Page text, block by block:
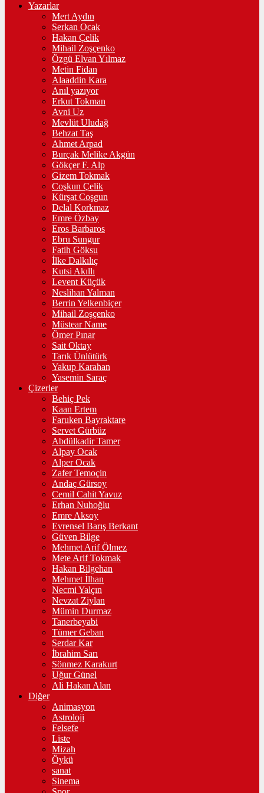
Yazarlar
Mert Aydın
Serkan Ocak
Hakan Çelik
Mihail Zoşçenko
Özgü Elvan Yılmaz
Metin Fidan
Alaaddin Kara
Anıl yazıyor
Erkut Tokman
Avni Uz
Mevlüt Uludağ
Behzat Taş
Ahmet Arpad
Burçak Melike Akgün
Gökçer F. Alp
Gizem Tokmak
Coşkun Çelik
Kürşat Coşgun
Delal Korkmaz
Emre Özbay
Eros Barbaros
Ebru Sungur
Fatih Göksu
İlke Dalkılıç
Kutsi Akıllı
Levent Küçük
Neslihan Yalman
Berrin Yelkenbiçer
Mihail Zoşçenko
Müstear Name
Ömer Pınar
Sait Oktay
Tarık Ünlütürk
Yakup Karahan
Yasemin Saraç
Çizerler
Behiç Pek
Kaan Ertem
Faruken Bayraktare
Servet Gürbüz
Abdülkadir Tamer
Alpay Ocak
Alper Ocak
Zafer Temoçin
Andaç Gürsoy
Cemil Cahit Yavuz
Erhan Nuhoğlu
Emre Aksoy
Evrensel Barış Berkant
Güven Bilge
Mehmet Arif Ölmez
Mete Arif Tokmak
Hakan Bilgehan
Mehmet İlhan
Necmi Yalçın
Nevzat Ziylan
Mümin Durmaz
Tanerbeyabi
Tümer Geban
Serdar Kar
İbrahim Sarı
Sönmez Karakurt
Uğur Günel
Ali Hakan Alan
Diğer
Animasyon
Astroloji
Felsefe
Liste
Mizah
Öykü
sanat
Sinema